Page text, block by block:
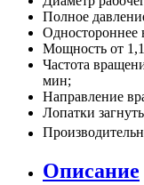
Полное
Одностороннее
Мощность от
Частота
мин;
Направление
Лопатки
Описание